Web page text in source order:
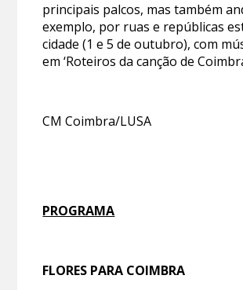
principais palcos, mas também
exemplo, por ruas e repúblicas
cidade (1 e 5 de outubro), com
em ‘Roteiros da canção de
CM Coimbra/LUSA
PROGRAMA
FLORES PARA COIMBRA